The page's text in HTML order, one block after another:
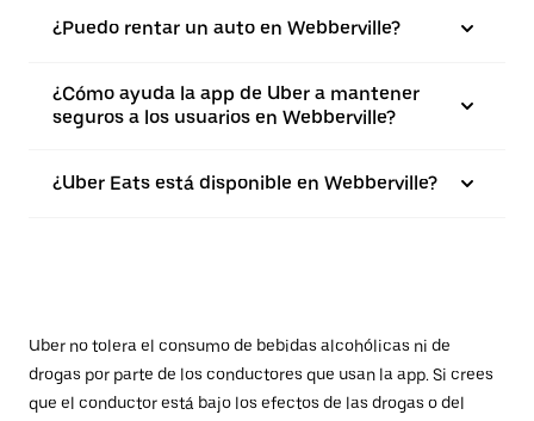
¿Puedo rentar un auto en Webberville?
¿Cómo ayuda la app de Uber a mantener
seguros a los usuarios en Webberville?
¿Uber Eats está disponible en Webberville?
Uber no tolera el consumo de bebidas alcohólicas ni de
drogas por parte de los conductores que usan la app. Si crees
que el conductor está bajo los efectos de las drogas o del